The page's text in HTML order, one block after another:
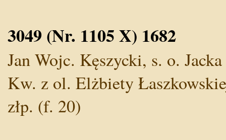
3049 (Nr. 1105 X) 1682
Jan Wojc. Kęszycki, s. o.
Kw. z ol. Elżbiety
złp. (f. 20)